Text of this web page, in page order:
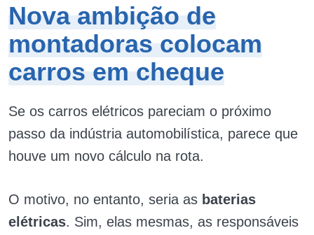
Nova ambição de
montadoras colocam
carros em cheque
Se os carros elétricos pareciam o próximo
passo da indústria automobilística, parece que
houve um novo cálculo na rota.
O motivo, no entanto, seria as baterias
elétricas. Sim, elas mesmas, as responsáveis